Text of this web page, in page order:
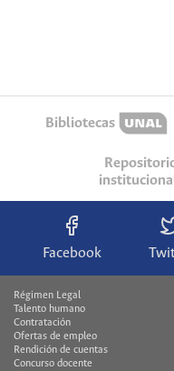
Bibliotecas
Facebook
Régimen Legal
Talento humano
Contratación
Ofertas de empleo
Rendición de cuentas
Concurso docente